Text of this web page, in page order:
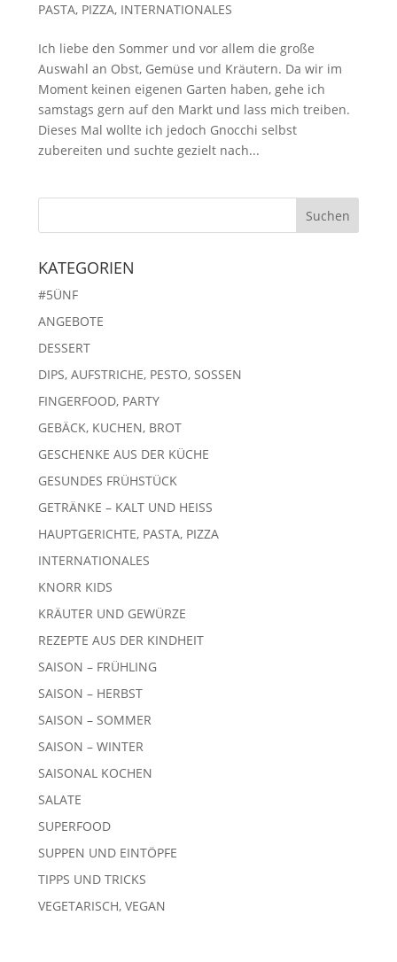
PASTA, PIZZA, INTERNATIONALES
Ich liebe den Sommer und vor allem die große
Auswahl an Obst, Gemüse und Kräutern. Da wir im
Moment keinen eigenen Garten haben, gehe ich
samstags gern auf den Markt und lass mich treiben.
Dieses Mal wollte ich jedoch Gnocchi selbst
zubereiten und suchte gezielt nach...
KATEGORIEN
#5ÜNF
ANGEBOTE
DESSERT
DIPS, AUFSTRICHE, PESTO, SOSSEN
FINGERFOOD, PARTY
GEBÄCK, KUCHEN, BROT
GESCHENKE AUS DER KÜCHE
GESUNDES FRÜHSTÜCK
GETRÄNKE – KALT UND HEISS
HAUPTGERICHTE, PASTA, PIZZA
INTERNATIONALES
KNORR KIDS
KRÄUTER UND GEWÜRZE
REZEPTE AUS DER KINDHEIT
SAISON – FRÜHLING
SAISON – HERBST
SAISON – SOMMER
SAISON – WINTER
SAISONAL KOCHEN
SALATE
SUPERFOOD
SUPPEN UND EINTÖPFE
TIPPS UND TRICKS
VEGETARISCH, VEGAN